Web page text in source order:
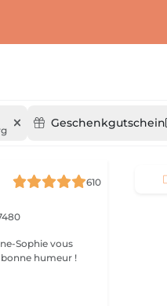
Geschenkgutschein
610
Sophie vous
bonne humeur !